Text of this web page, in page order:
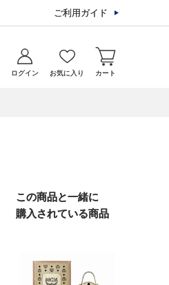
ご利用ガイド
ログイン お気に入り カート
この商品と一緒に
購入されている商品